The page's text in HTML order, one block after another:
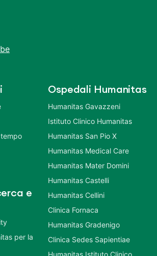
e
per la
Ospedali Humanitas
Humanitas Gavazzeni
Istituto Clinico Humanitas
Humanitas San Pio X
Humanitas Medical Care
Humanitas Mater Domini
Humanitas Castelli
Humanitas Cellini
Clinica Fornaca
Humanitas Gradenigo
Clinica Sedes Sapientiae
Humanitas Istituto Clinico